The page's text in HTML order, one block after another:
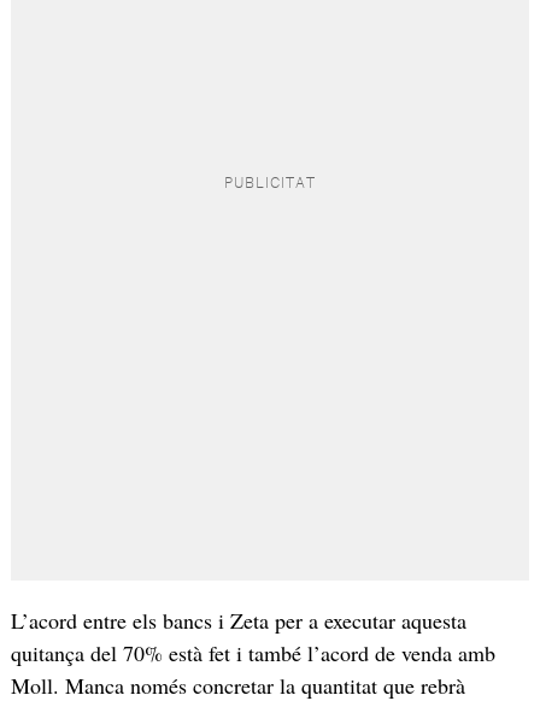
L’acord entre els bancs i Zeta per a executar aquesta
quitança del 70% està fet i també l’acord de venda amb
Moll. Manca només concretar la quantitat que rebrà